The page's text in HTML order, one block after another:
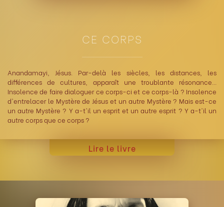
CE CORPS
Anandamayi, Jésus. Par-delà les siècles, les distances, les
différences de cultures, apparaît une troublante résonance...
Insolence de faire dialoguer ce corps-ci et ce corps-là ? Insolence
d'entrelacer le Mystère de Jésus et un autre Mystère ? Mais est-ce
un autre Mystère ? Y a-t'il un esprit et un autre esprit ? Y a-t'il un
autre corps que ce corps ?
Lire le livre